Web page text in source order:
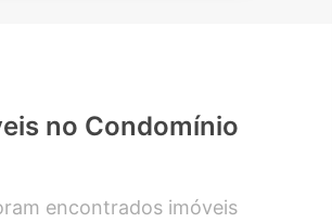
no Condomínio
encontrados imóveis